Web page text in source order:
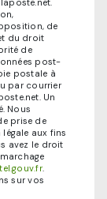
de
du droit
de
post-
postale à
par courrier
Un
Nous
prise de
aux fins
avez le droit
.
sur vos